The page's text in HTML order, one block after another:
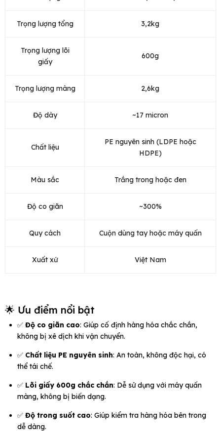
Trọng lượng tổng 3,2kg
Trọng lượng lõi
giấy
600g
Trọng lượng màng 2,6kg
Độ dày ~17 micron
Chất liệu
PE nguyên sinh (LDPE hoặc
HDPE)
Màu sắc Trắng trong hoặc đen
Độ co giãn ~300%
Quy cách Cuộn dùng tay hoặc máy quấn
Xuất xứ Việt Nam
🌟 Ưu điểm nổi bật
✅ Độ co giãn cao: Giúp cố định hàng hóa chắc chắn,
không bị xê dịch khi vận chuyển.
✅ Chất liệu PE nguyên sinh: An toàn, không độc hại, có
thể tái chế.
✅ Lõi giấy 600g chắc chắn: Dễ sử dụng với máy quấn
màng, không bị biến dạng.
✅ Độ trong suốt cao: Giúp kiểm tra hàng hóa bên trong
dễ dàng.